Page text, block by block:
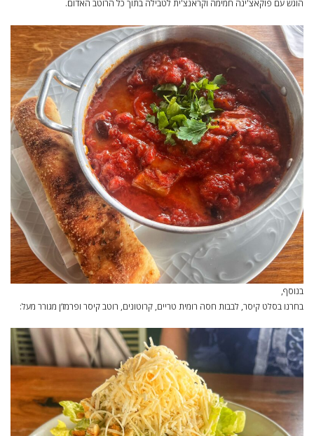
הוגש עם פוקאצ'ינה חמימה וקראנצ'ית לטבילה בתוך כל הרוטב האדום.
בנוסף,
בחרנו בסלט קיסר, לבבות חסה רומית טריים, קרוטונים, רוטב קיסר ופרמז‘ן מגורר מעל: